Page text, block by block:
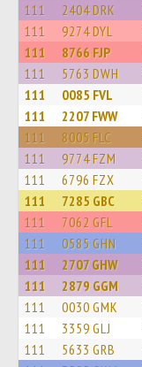
111 2404 DRK
111 9274 DYL
111 8766 FJP
111 5763 DWH
111 0085 FVL
111 2207 FWW
111 8005 FLC
111 9774 FZM
111 6796 FZX
111 7285 GBC
111 7062 GFL
111 0585 GHN
111 2707 GHW
111 2879 GGM
111 0030 GMK
111 3359 GLJ
111 5633 GRB